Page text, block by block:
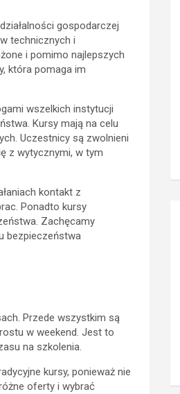
gospodarczej
technicznych i
i pomimo najlepszych
która pomaga im
wszelkich instytucji
Kursy mają na celu
Uczestnicy są zwolnieni
z wytycznymi, w tym
kontakt z
Ponadto kursy
Zachęcamy
bezpieczeństwa
Przede wszystkim są
w weekend. Jest to
na szkolenia.
kursy, ponieważ nie
oferty i wybrać